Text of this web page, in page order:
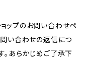
ップのお問い合わせペ
問い合わせの返信につ
。あらかじめご了承下